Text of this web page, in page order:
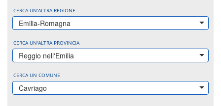
CERCA UN'ALTRA REGIONE
Emilia-Romagna
CERCA UN'ALTRA PROVINCIA
Reggio nell'Emilia
CERCA UN COMUNE
Cavriago